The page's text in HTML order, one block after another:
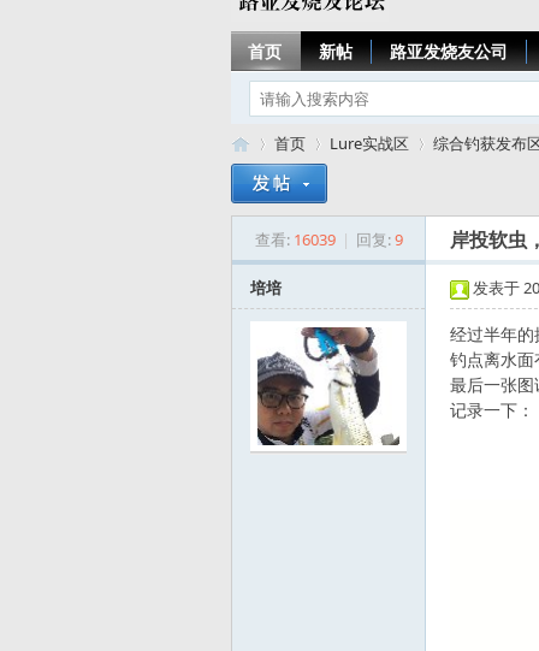
首页 新帖 路亚发烧友公司
»
首页
›
Lure实战区 综合钓获发布
查看: 16039 | 回复:9 岸投软虫
培培 发表于
经过半年
钓点离水
最后一张图
记录一下：